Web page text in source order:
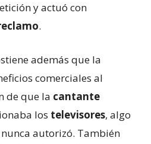
y actuó con
.
además que la
comerciales al
de que la cantante
los televisores, algo
nunca autorizó. También